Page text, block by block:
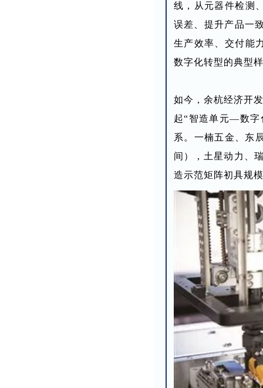
线，从元器件检测
误差、提升产品一
生产效率、交付能
数字化转型的典型
如今，余杭经济开
起“智造单元—数
系。一楠五金、东
间），土星动力、
造示范矩阵初具规